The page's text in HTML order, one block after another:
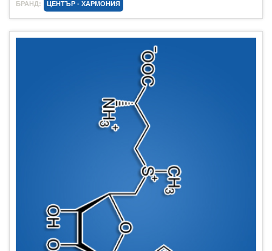
БРАНД: ЦЕНТЪР - ХАРМОНИЯ